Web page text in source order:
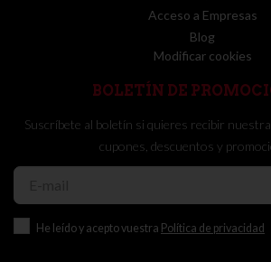
Acceso a Empresas
Blog
Modificar cookies
BOLETÍN DE
Suscríbete al boletín si quieres recibir
cupones, descuentos y
He leído y acepto vuestra Política de privacidad